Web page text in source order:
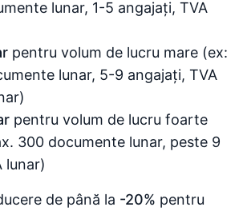
lunar, 1-5 angajați, TVA
pentru volum de lucru mare (ex:
lunar, 5-9 angajați, TVA
pentru volum de lucru foarte
300 documente lunar, peste 9
lunar)
de până la -20% pentru